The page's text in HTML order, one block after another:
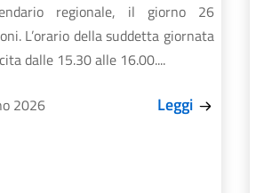
regionale, il giorno 26
L’orario della suddetta giornata
dalle 15.30 alle 16.00....
2026 Leggi